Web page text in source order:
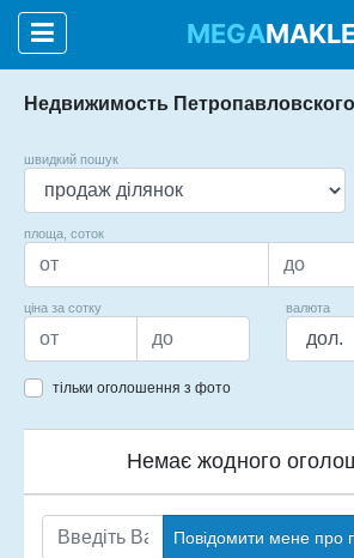
MEGA
Недвижимость
швидкий пошук
площа, соток
ціна за сотку валюта
тільки оголошення з фото
Немає жодного
Повідомити мене про